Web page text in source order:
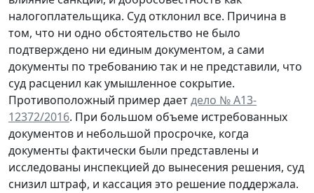
налогоплательщика. Суд отклонил все. Причина в
том, что ни одно обстоятельство не было
подтверждено ни единым документом, а сами
документы по требованию так и не представили, что
суд расценил как умышленное сокрытие.
Противоположный пример даетдело № А13-
12372/2016. При большом объеме истребованных
документов и небольшой просрочке, когда
документы фактически были представлены и
исследованы инспекцией до вынесения решения, суд
снизил штраф, и кассация это решение поддержала.